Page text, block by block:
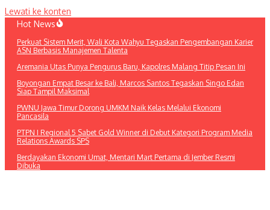
Lewati ke konten
Hot News
Perkuat Sistem Merit, Wali Kota Wahyu Tegaskan Pengembangan Karier
ASN Berbasis Manajemen Talenta
Aremania Utas Punya Pengurus Baru, Kapolres Malang Titip Pesan Ini
Boyongan Empat Besar ke Bali, Marcos Santos Tegaskan Singo Edan
Siap Tampil Maksimal
PWNU Jawa Timur Dorong UMKM Naik Kelas Melalui Ekonomi
Pancasila
PTPN I Regional 5 Sabet Gold Winner di Debut Kategori Program Media
Relations Awards SPS
Berdayakan Ekonomi Umat, Mentari Mart Pertama di Jember Resmi
Dibuka